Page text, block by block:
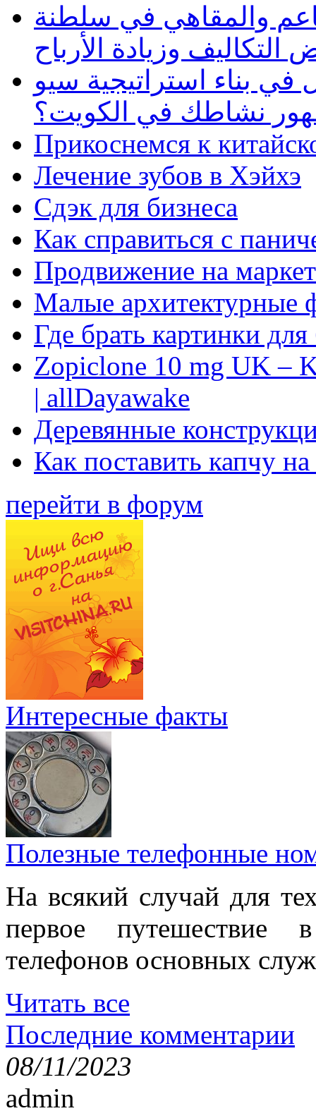
والمقاهي في سلطنة
وزيادة الأرباح
بناء استراتيجية سيو
نشاطك في الكويت؟
Прикоснемся к
Лечение зубов в Хэйхэ
Сдэк для бизнеса
Как справиться с
Продвижение на
Малые архитектурные
Где брать картинки
Zopiclone 10 mg UK –
| allDayawake
Деревянные
Как поставить капчу
перейти в форум
Интересные факты
Полезные телефонные
На всякий случай для
первое путешествие
телефонов основных
Читать все
Последние комментарии
08/11/2023
admin